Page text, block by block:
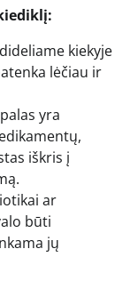
kiekyje
lėčiau ir
yra
iškris į
ar
būti
jų